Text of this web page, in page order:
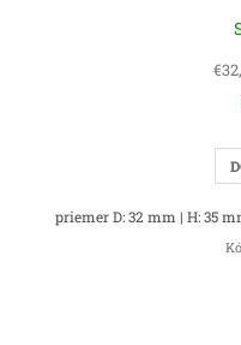
priemer D: 32 mm | H: 35